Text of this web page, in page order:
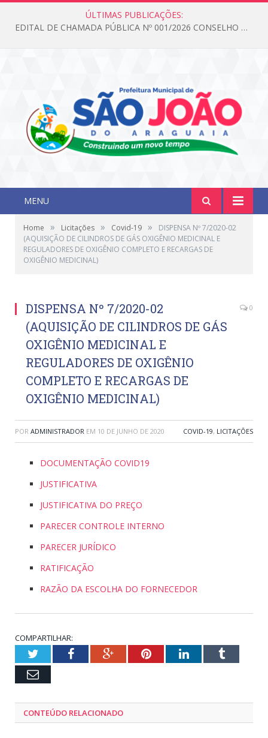
ÚLTIMAS PUBLICAÇÕES:
EDITAL DE CHAMADA PÚBLICA Nº 001/2026 CONSELHO DOS DIREITOS DA CRIANÇA E DO ADOLESCENTE
MENU
Home » Licitações » Covid-19 »
DISPENSA Nº 7/2020-02
(AQUISIÇÃO DE CILINDROS DE GÁS OXIGÊNIO MEDICINAL E
REGULADORES DE OXIGÊNIO COMPLETO E RECARGAS DE
OXIGÊNIO MEDICINAL)
DISPENSA Nº 7/2020-02
(AQUISIÇÃO DE CILINDROS DE GÁS
OXIGÊNIO MEDICINAL E
REGULADORES DE OXIGÊNIO
COMPLETO E RECARGAS DE
OXIGÊNIO MEDICINAL)
0
POR ADMINISTRADOR EM 10 DE JUNHO DE 2020 COVID-19, LICITAÇÕES
DOCUMENTAÇÃO COVID19
JUSTIFICATIVA
JUSTIFICATIVA DO PREÇO
PARECER CONTROLE INTERNO
PARECER JURÍDICO
RATIFICAÇÃO
RAZÃO DA ESCOLHA DO FORNECEDOR
COMPARTILHAR:
TwitterFacebookGoogle+PinterestLinkedInTumblr
Email
CONTEÚDO RELACIONADO